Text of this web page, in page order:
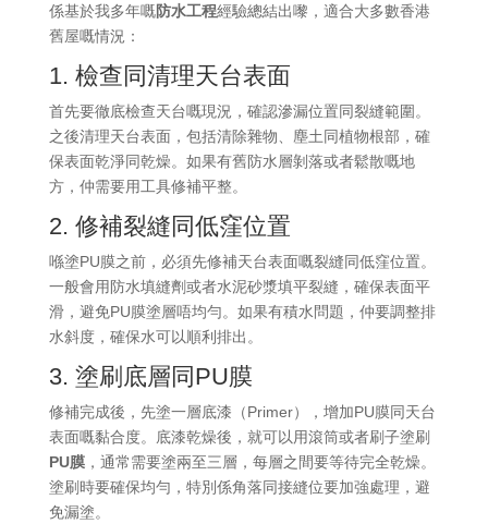
係基於我多年嘅防水工程經驗總結出嚟，適合大多數香港
舊屋嘅情況：
1. 檢查同清理天台表面
首先要徹底檢查天台嘅現況，確認滲漏位置同裂縫範圍。
之後清理天台表面，包括清除雜物、塵土同植物根部，確
保表面乾淨同乾燥。如果有舊防水層剝落或者鬆散嘅地
方，仲需要用工具修補平整。
2. 修補裂縫同低窪位置
喺塗PU膜之前，必須先修補天台表面嘅裂縫同低窪位置。
一般會用防水填縫劑或者水泥砂漿填平裂縫，確保表面平
滑，避免PU膜塗層唔均勻。如果有積水問題，仲要調整排
水斜度，確保水可以順利排出。
3. 塗刷底層同PU膜
修補完成後，先塗一層底漆（Primer），增加PU膜同天台
表面嘅黏合度。底漆乾燥後，就可以用滾筒或者刷子塗刷
PU膜，通常需要塗兩至三層，每層之間要等待完全乾燥。
塗刷時要確保均勻，特別係角落同接縫位要加強處理，避
免漏塗。